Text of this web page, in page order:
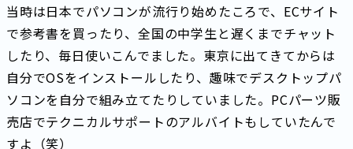
当時は日本でパソコンが流行り始めたころで、ECサイト
で参考書を買ったり、全国の中学生と遅くまでチャット
したり、毎日使いこんでました。東京に出てきてからは
自分でOSをインストールしたり、趣味でデスクトップパ
ソコンを自分で組み立てたりしていました。PCパーツ販
売店でテクニカルサポートのアルバイトもしていたんで
すよ（笑）